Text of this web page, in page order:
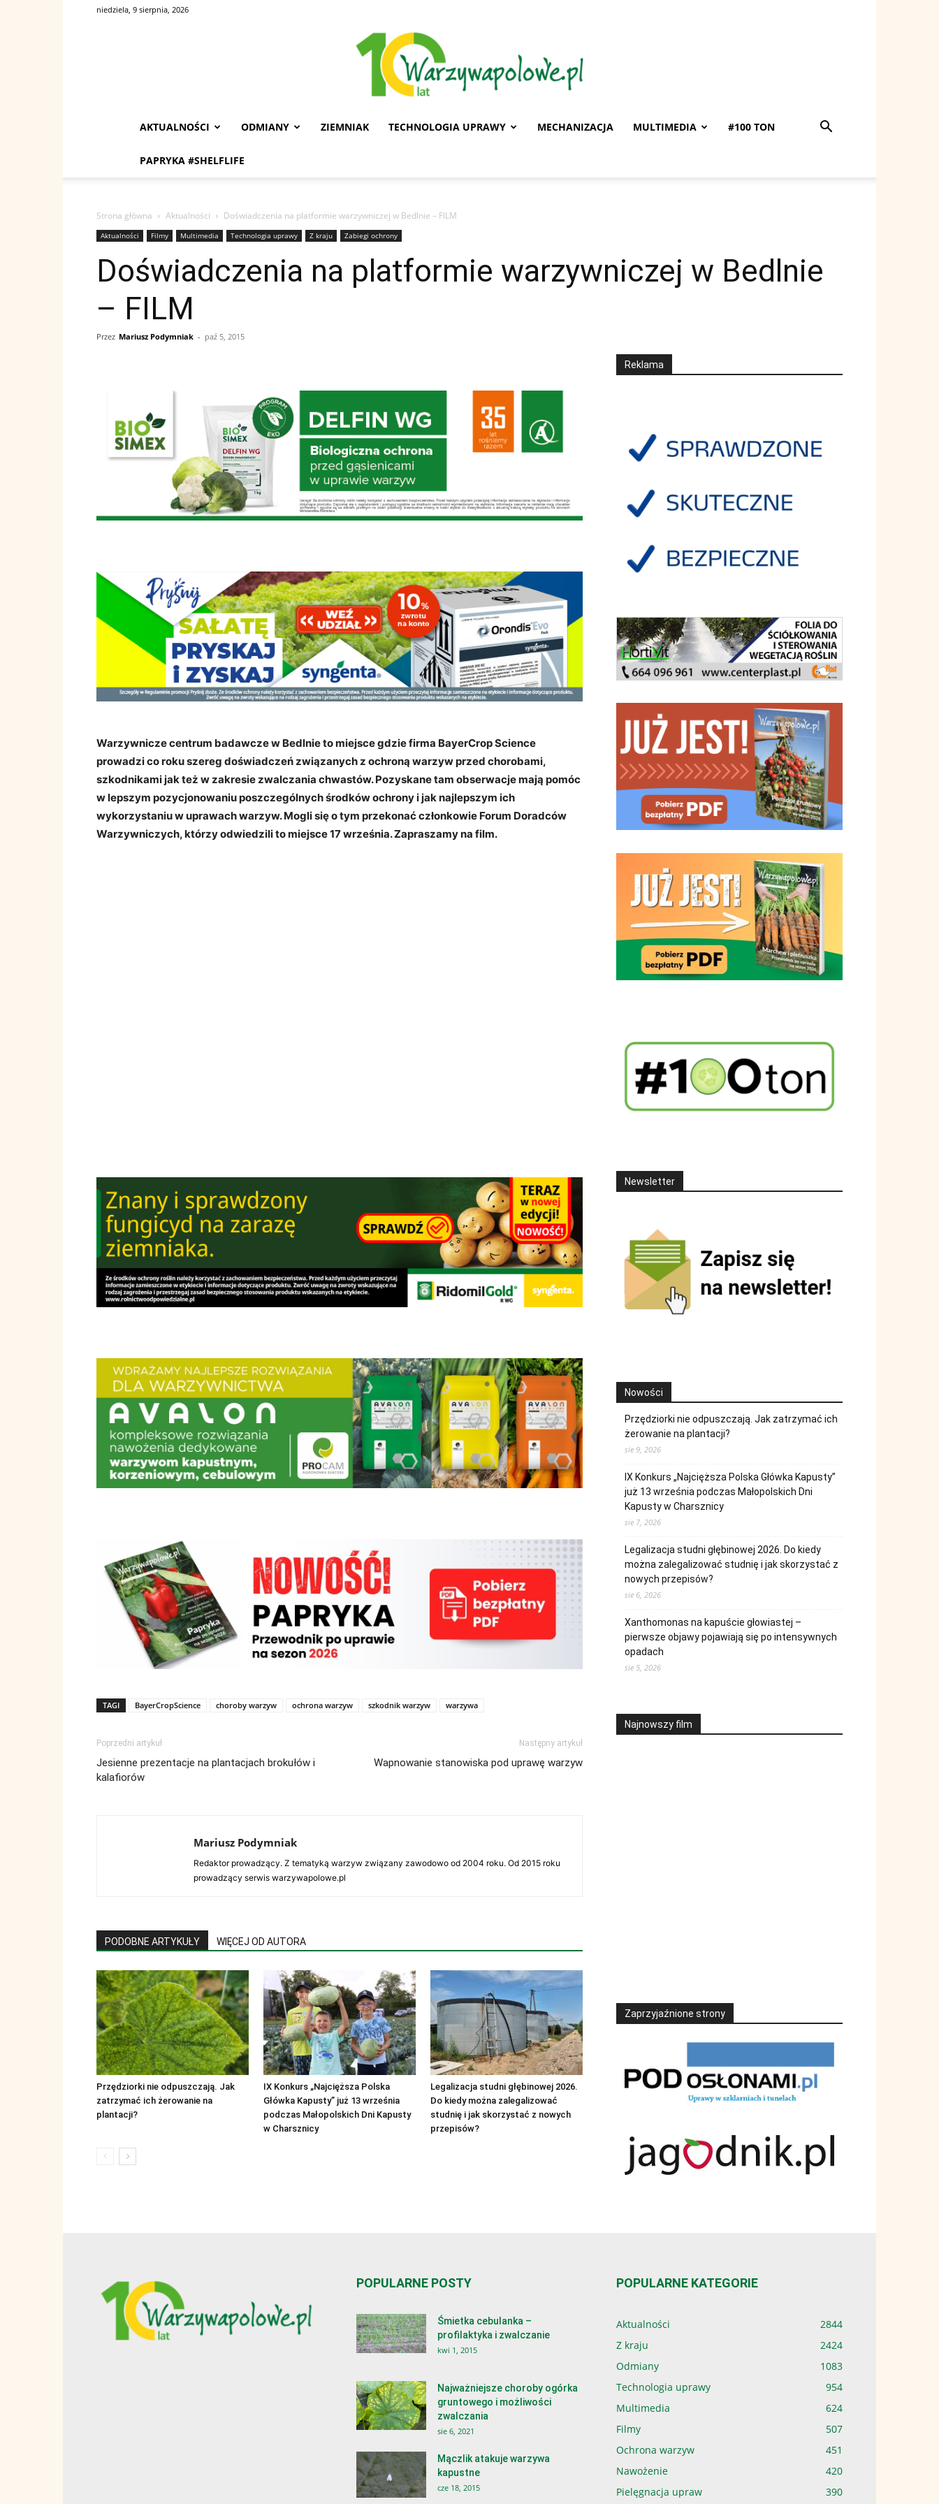
niedziela, 9 sierpnia, 2026
AKTUALNOŚCI ODMIANY ZIEMNIAK TECHNOLOGIA UPRAWY MECHANIZACJA MULTIMEDIA #100 TON
PAPRYKA #SHELFLIFE
Strona główna Aktualności Doświadczenia na platformie warzywniczej w Bedlnie – FILM
Aktualności Filmy Multimedia Technologia uprawy Z kraju Zabiegi ochrony
Doświadczenia na platformie warzywniczej w Bedlnie
– FILM
Przez Mariusz Podymniak - paź 5, 2015
Warzywnicze centrum badawcze w Bedlnie to miejsce gdzie firma BayerCrop Science
prowadzi co roku szereg doświadczeń związanych z ochroną warzyw przed chorobami,
szkodnikami jak też w zakresie zwalczania chwastów. Pozyskane tam obserwacje mają pomóc
w lepszym pozycjonowaniu poszczególnych środków ochrony i jak najlepszym ich
wykorzystaniu w uprawach warzyw. Mogli się o tym przekonać członkowie Forum Doradców
Warzywniczych, którzy odwiedzili to miejsce 17 września. Zapraszamy na film.
TAGI BayerCropScience choroby warzyw ochrona warzyw szkodnik warzyw warzywa
Poprzedni artykuł
Jesienne prezentacje na plantacjach brokułów i
kalafiorów
Następny artykuł
Wapnowanie stanowiska pod uprawę warzyw
Mariusz Podymniak
Redaktor prowadzący. Z tematyką warzyw związany zawodowo od 2004 roku. Od 2015 roku
prowadzący serwis warzywapolowe.pl
PODOBNE ARTYKUŁY WIĘCEJ OD AUTORA
Przędziorki nie odpuszczają. Jak
zatrzymać ich żerowanie na
plantacji?
IX Konkurs „Najcięższa Polska
Główka Kapusty” już 13 września
podczas Małopolskich Dni Kapusty
w Charsznicy
Legalizacja studni głębinowej 2026.
Do kiedy można zalegalizować
studnię i jak skorzystać z nowych
przepisów?
Reklama
Newsletter
Nowości
Przędziorki nie odpuszczają. Jak zatrzymać ich
żerowanie na plantacji?
sie 9, 2026
IX Konkurs „Najcięższa Polska Główka Kapusty”
już 13 września podczas Małopolskich Dni
Kapusty w Charsznicy
sie 7, 2026
Legalizacja studni głębinowej 2026. Do kiedy
można zalegalizować studnię i jak skorzystać z
nowych przepisów?
sie 6, 2026
Xanthomonas na kapuście głowiastej –
pierwsze objawy pojawiają się po intensywnych
opadach
sie 5, 2026
Najnowszy film
Zaprzyjaźnione strony
POPULARNE POSTY
Śmietka cebulanka –
profilaktyka i zwalczanie
kwi 1, 2015
Najważniejsze choroby ogórka
gruntowego i możliwości
zwalczania
sie 6, 2021
Mączlik atakuje warzywa
kapustne
cze 18, 2015
POPULARNE KATEGORIE
Aktualności
2844
Z kraju
2424
Odmiany
1083
Technologia uprawy
954
Multimedia
624
Filmy
507
Ochrona warzyw
451
Nawożenie
420
Pielęgnacja upraw
390